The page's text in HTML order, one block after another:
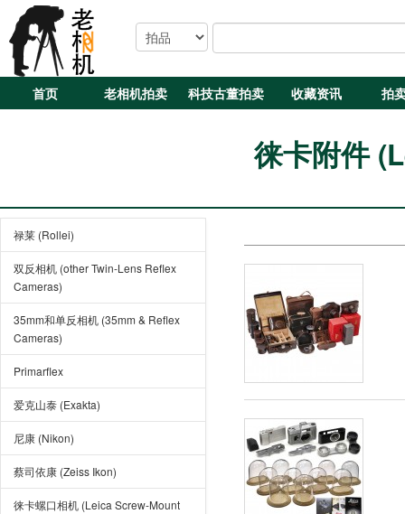
首页 老相机拍卖 科技古董拍卖 收藏资讯 拍
徕卡附件
禄莱 (Rollei)
双反相机 (other Twin-Lens Reflex
Cameras)
35mm和单反相机 (35mm & Reflex
Cameras)
Primarflex
爱克山泰 (Exakta)
尼康 (Nikon)
蔡司依康 (Zeiss Ikon)
徕卡螺口相机 (Leica Screw-Mount